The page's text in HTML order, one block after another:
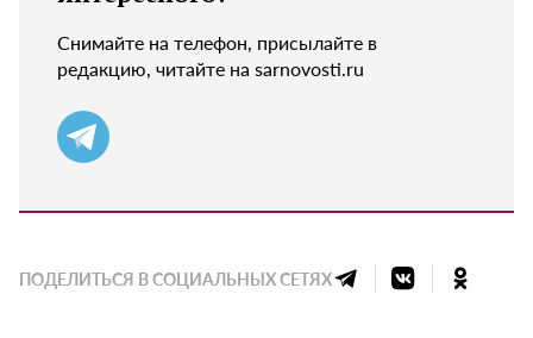
Снимайте на телефон, присылайте в
редакцию, читайте на sarnovosti.ru
ПОДЕЛИТЬСЯ В СОЦИАЛЬНЫХ СЕТЯХ